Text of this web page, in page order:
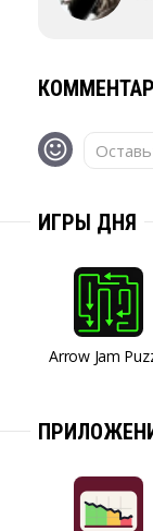
ИГРЫ ДНЯ
Arrow Jam